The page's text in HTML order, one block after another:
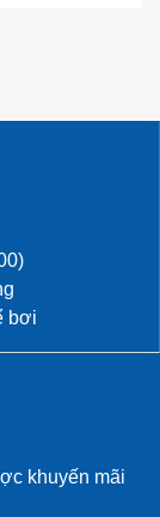
bơi
khuyến mãi